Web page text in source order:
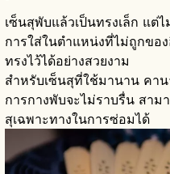
เซ็นสุพับแล้วเป็นทรงเล็ก แ
การใส่ในตำแหน่งที่ไม่ถูกขอ
ทรงไว้ได้อย่างสวยงาม
สำหรับเซ็นสุที่ใช้มานาน คา
การกางพับจะไม่ราบรื่น สา
สุเฉพาะทางในการซ่อมได้